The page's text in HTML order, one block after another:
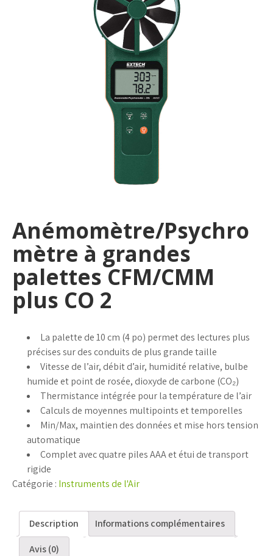
Anémomètre/Psychro
mètre à grandes
palettes CFM/CMM
plus CO 2
La palette de 10 cm (4 po) permet des lectures plus
précises sur des conduits de plus grande taille
Vitesse de l’air, débit d’air, humidité relative, bulbe
humide et point de rosée, dioxyde de carbone (CO₂)
Thermistance intégrée pour la température de l’air
Calculs de moyennes multipoints et temporelles
Min/Max, maintien des données et mise hors tension
automatique
Complet avec quatre piles AAA et étui de transport
rigide
Catégorie : Instruments de l'Air
Description
Informations complémentaires
Avis (0)